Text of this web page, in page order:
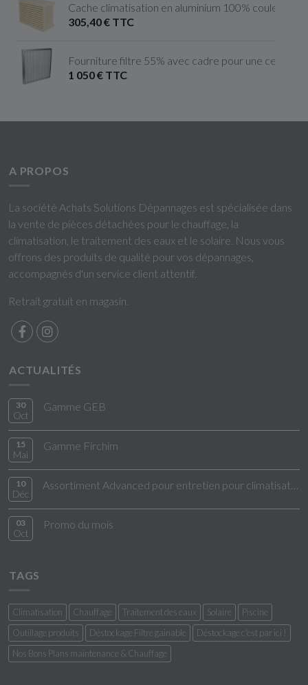
Cache climatisation en aluminium 100% couleur
305,40 € TTC
Fourniture filtre 55% avec cadre pour une
1 050 € TTC
A PROPOS
La société Achats Solutions Dépannages est spécialisée dans
la vente de pièces détachées pour le chauffage, la
climatisation, le traitement des eaux et le solaire. Nous vous
offrons des produits de qualité pour vos dépannages,
accompagnés d'un service client attentif.
Retrait gratuit en magasin.
ACTUALITÉS
30
Oct
Gamme GEB
15
Mai
Gamme Firchim
10
Déc
03
Oct
Promo du mois
TAGS
Climatisation Chauffage Traitement des eaux Solaire
Piscine
Outillage produits
Déstockage Filtre gainable
Déstockage c'est par ici !
Nos Bons Plans maintenance & Chauffage